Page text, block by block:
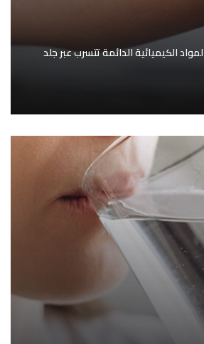
الكيميائية الدائمة تتسرب عبر جلد